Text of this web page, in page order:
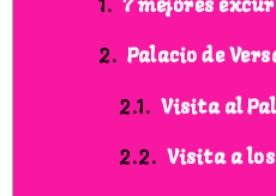
7 mejores
Palacio de
Visita al
Visita a